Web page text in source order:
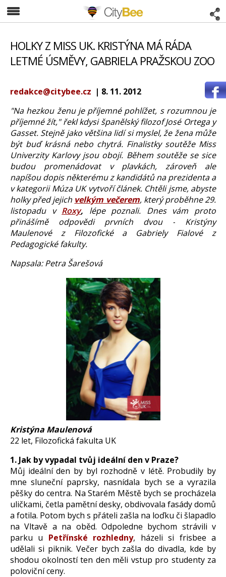
CityBee
HOLKY Z MISS UK. KRISTÝNA MÁ RÁDA
LETMÉ ÚSMĚVY, GABRIELA PRAŽSKOU ZOO
redakce@citybee.cz | 8. 11. 2012
"Na hezkou ženu je příjemné pohlížet, s rozumnou je
příjemné žít," řekl kdysi španělský filozof José Ortega y
Gasset. Stejně jako většina lidí si myslel, že žena může
být buď krásná nebo chytrá. Finalistky soutěže Miss
Univerzity Karlovy jsou obojí. Během soutěže se sice
budou promenádovat v plavkách, zároveň ale
napíšou dopis některému z kandidátů na prezidenta a
v kategorii Múza UK vytvoří článek. Chtěli jsme, abyste
holky před jejich velkým večerem, který proběhne 29.
listopadu v Roxy, lépe poznali. Dnes vám proto
přinášímě odpovědi prvních dvou - Kristýny
Maulenové z Filozofické a Gabriely Fialové z
Pedagogické fakulty.
Napsala: Petra Šarešová
Kristýna Maulenová
22 let, Filozofická fakulta UK
1. Jak by vypadal tvůj ideální den v Praze?
Můj ideální den by byl rozhodně v létě. Probudily by
mne sluneční paprsky, nasnídala bych se a vyrazila
pěšky do centra. Na Starém Městě bych se procházela
uličkami, četla pamětní desky, obdivovala fasády domů
a fotila. Potom bych s přáteli zašla na loďku či šlapadlo
na Vltavě a na oběd. Odpoledne bychom strávili v
parku u Petřínské rozhledny, házeli si frisbee a
udělali si piknik. Večer bych zašla do divadla, kde by
shodou okolností ten den měli vstup pro studenty za
poloviční ceny.